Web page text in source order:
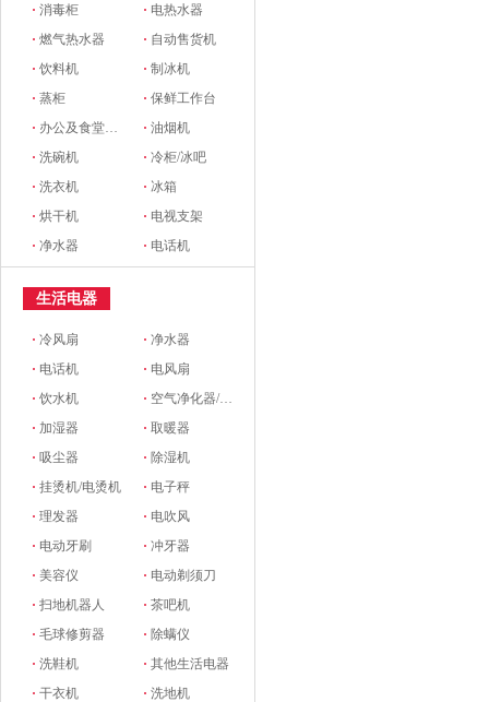
·消毒柜 · 电热水器
·燃气热水器 · 自动售货机
·饮料机 ·制冰机
·蒸柜 ·保鲜工作台
· 办公及食堂开水器 ·油烟机
·洗碗机 ·冷柜/冰吧
·洗衣机 ·冰箱
·烘干机 · 电视支架
·净水器 · 电话机
生活电器
·冷风扇 ·净水器
· 电话机 · 电风扇
·饮水机 · 空气净化器/新风系统
· 加湿器 ·取暖器
·吸尘器 · 除湿机
·挂烫机/电烫机 · 电子秤
·理发器 · 电吹风
· 电动牙刷 ·冲牙器
·美容仪 · 电动剃须刀
·扫地机器人 ·茶吧机
·毛球修剪器 · 除螨仪
·洗鞋机 ·其他生活电器
·干衣机 ·洗地机